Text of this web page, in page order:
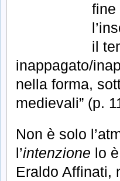
fine
il
inappagato/
nella forma,
medievali” (p.
Non è solo
l’intenzione lo
Eraldo Affinati,